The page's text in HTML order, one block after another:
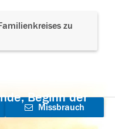
zu
Beginn der
Missbrauch